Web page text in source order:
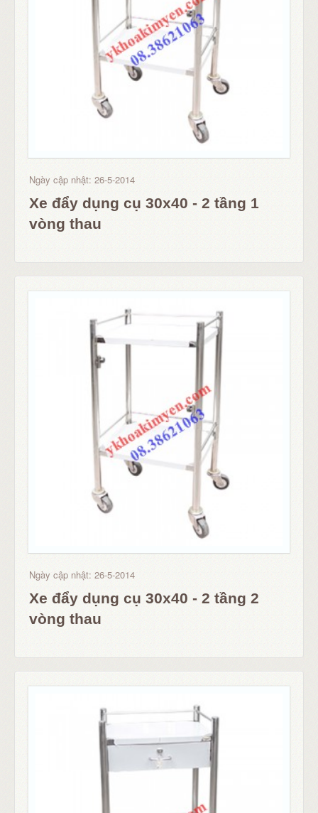
Ngày cập nhật: 26-5-2014
Xe đẩy dụng cụ 30x40 - 2 tầng 1
vòng thau
Ngày cập nhật: 26-5-2014
Xe đẩy dụng cụ 30x40 - 2 tầng 2
vòng thau